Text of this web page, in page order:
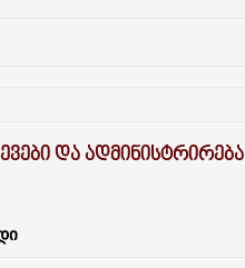
ᲓᲐ ᲐᲓᲛᲘᲜᲘᲡᲢᲠᲘᲠᲔᲑᲐ